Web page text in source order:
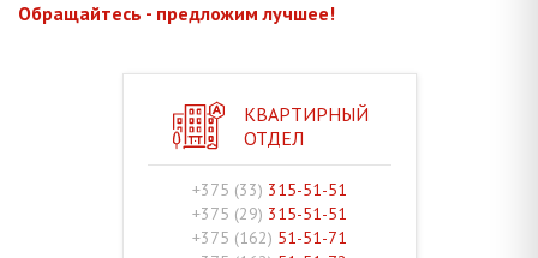
Обращайтесь - предложим лучшее!
КВАРТИРНЫЙ
ОТДЕЛ
+375 (33) 315-51-51
+375 (29) 315-51-51
+375 (162) 51-51-71